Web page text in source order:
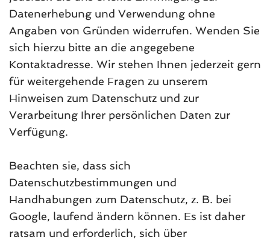
Datenerhebung und Verwendung ohne
Angaben von Gründen widerrufen. Wenden Sie
sich hierzu bitte an die angegebene
Kontaktadresse. Wir stehen Ihnen jederzeit gern
für weitergehende Fragen zu unserem
Hinweisen zum Datenschutz und zur
Verarbeitung Ihrer persönlichen Daten zur
Verfügung.
Beachten sie, dass sich
Datenschutzbestimmungen und
Handhabungen zum Datenschutz, z. B. bei
Google, laufend ändern können. Es ist daher
ratsam und erforderlich, sich über